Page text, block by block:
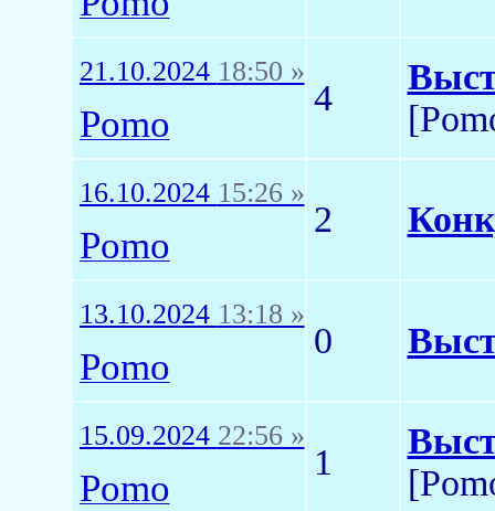
21.10.2024 18:50 »
Pomo
4
16.10.2024 15:26 »
Pomo
2
13.10.2024 13:18 »
Pomo
0
15.09.2024 22:56 »
Pomo
1